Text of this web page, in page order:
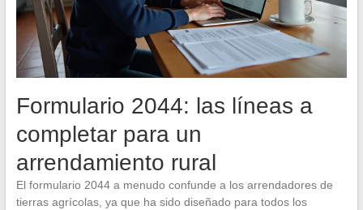
Formulario 2044: las líneas a
completar para un
arrendamiento rural
El formulario 2044 a menudo confunde a los arrendadores de
tierras agrícolas, ya que ha sido diseñado para todos los